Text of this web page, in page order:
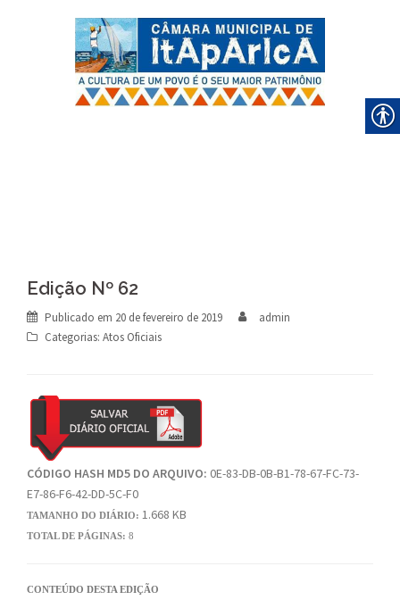
Edição Nº 62
Publicado em 20 de fevereiro de 2019
admin
Categorias: Atos Oficiais
CÓDIGO HASH MD5 DO ARQUIVO: 0E-83-DB-0B-B1-78-67-FC-73-
E7-86-F6-42-DD-5C-F0
TAMANHO DO DIÁRIO: 1.668 KB
TOTAL DE PÁGINAS: 8
CONTEÚDO DESTA EDIÇÃO